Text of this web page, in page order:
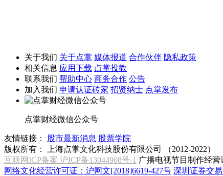
关于我们 关于点掌 媒体报道 合作伙伴 隐私政策
相关信息 应用下载 点掌投教
联系我们 帮助中心 商务合作 公告
加入我们 申请认证砖家 招贤纳士 点掌发布
点掌财经微信公众号
友情链接： 股市最新消息 股票学院
版权所有：
上海点掌文化科技股份有限公司 （2012-2022）
互联网ICP备案 沪ICP备13044908号-1 广播电视节目制作经
网络文化经营许可证：沪网文[2018]6619-427号 深圳证券交